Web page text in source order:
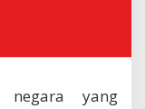
negara yang